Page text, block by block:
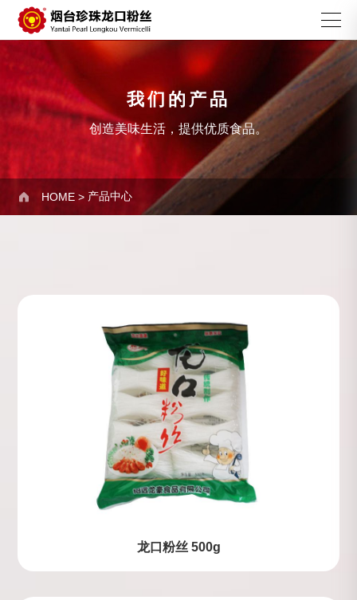
我们的产品
创造美味生活，提供优质食品。
 HOME > 产品中心
龙口粉丝 500g